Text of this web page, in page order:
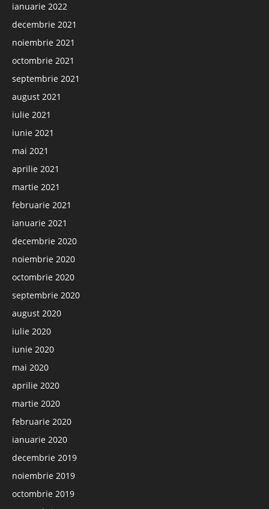
ianuarie 2022
decembrie 2021
noiembrie 2021
octombrie 2021
septembrie 2021
august 2021
iulie 2021
iunie 2021
mai 2021
aprilie 2021
martie 2021
februarie 2021
ianuarie 2021
decembrie 2020
noiembrie 2020
octombrie 2020
septembrie 2020
august 2020
iulie 2020
iunie 2020
mai 2020
aprilie 2020
martie 2020
februarie 2020
ianuarie 2020
decembrie 2019
noiembrie 2019
octombrie 2019